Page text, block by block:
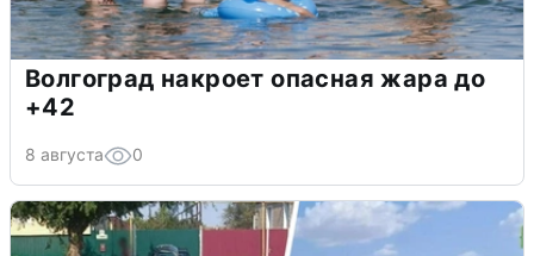
Волгоград накроет опасная жара до
+42
8 августа 0